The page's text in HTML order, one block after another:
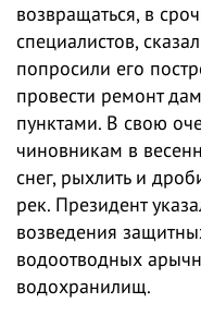
возвращаться, в
специалистов,
попросили его
провести ремонт
пунктами. В свою
чиновникам в
снег, рыхлить и
рек. Президент
возведения
водоотводных
водохранилищ.